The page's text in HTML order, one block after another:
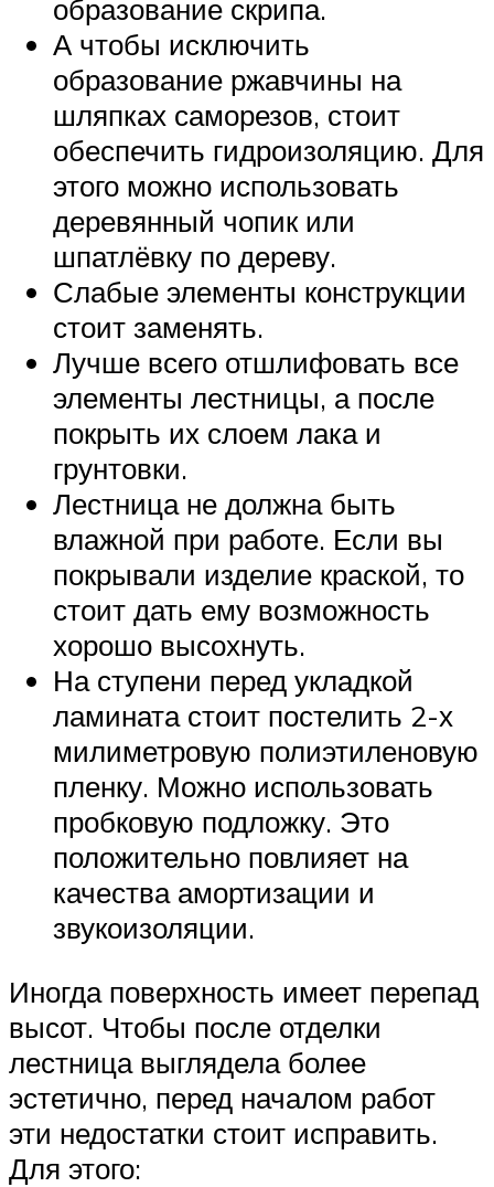
образование скрипа.
А чтобы исключить
образование ржавчины на
шляпках саморезов, стоит
обеспечить гидроизоляцию. Для
этого можно использовать
деревянный чопик или
шпатлёвку по дереву.
Слабые элементы конструкции
стоит заменять.
Лучше всего отшлифовать все
элементы лестницы, а после
покрыть их слоем лака и
грунтовки.
Лестница не должна быть
влажной при работе. Если вы
покрывали изделие краской, то
стоит дать ему возможность
хорошо высохнуть.
На ступени перед укладкой
ламината стоит постелить 2-х
милиметровую полиэтиленовую
пленку. Можно использовать
пробковую подложку. Это
положительно повлияет на
качества амортизации и
звукоизоляции.
Иногда поверхность имеет перепад
высот. Чтобы после отделки
лестница выглядела более
эстетично, перед началом работ
эти недостатки стоит исправить.
Для этого: